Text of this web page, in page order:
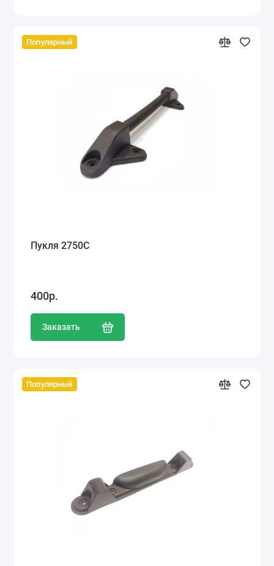
Популярный
Пукля 2750С
400р.
Заказать
Популярный